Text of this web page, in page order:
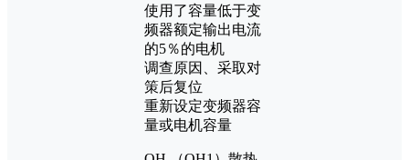
使用了容量低于变
频器额定输出电流
的5％的电机
调查原因、采取对
策后复位
重新设定变频器容
量或电机容量